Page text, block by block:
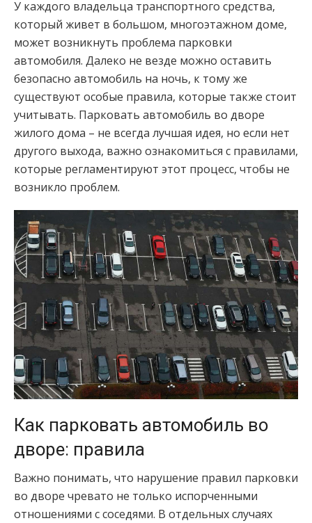
У каждого владельца транспортного средства,
который живет в большом, многоэтажном доме,
может возникнуть проблема парковки
автомобиля. Далеко не везде можно оставить
безопасно автомобиль на ночь, к тому же
существуют особые правила, которые также стоит
учитывать. Парковать автомобиль во дворе
жилого дома – не всегда лучшая идея, но если нет
другого выхода, важно ознакомиться с правилами,
которые регламентируют этот процесс, чтобы не
возникло проблем.
Как парковать автомобиль во
дворе: правила
Важно понимать, что нарушение правил парковки
во дворе чревато не только испорченными
отношениями с соседями. В отдельных случаях